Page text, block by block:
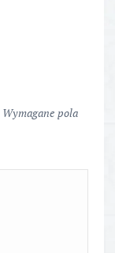
Wymagane pola